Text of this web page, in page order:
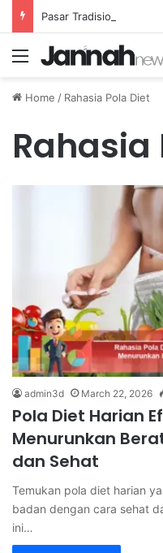
Menu
Home / Rahasia Pola Diet
Rahasia
admin3d March 22, 2026
Pola Diet Harian
Menurunkan
dan Sehat
Temukan pola diet harian
badan dengan cara sehat
ini…